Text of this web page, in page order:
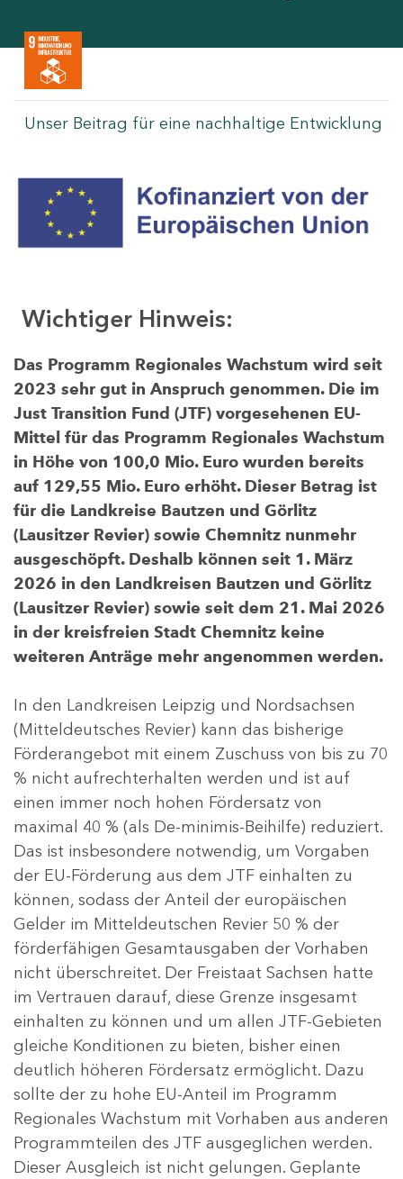
Unser Beitrag für eine nachhaltige Entwicklung
Wichtiger Hinweis:
Das Programm Regionales Wachstum wird seit
2023 sehr gut in Anspruch genommen. Die im
Just Transition Fund (JTF) vorgesehenen EU-
Mittel für das Programm Regionales Wachstum
in Höhe von 100,0 Mio. Euro wurden bereits
auf 129,55 Mio. Euro erhöht. Dieser Betrag ist
für die Landkreise Bautzen und Görlitz
(Lausitzer Revier) sowie Chemnitz nunmehr
ausgeschöpft. Deshalb können seit 1. März
2026 in den Landkreisen Bautzen und Görlitz
(Lausitzer Revier) sowie seit dem 21. Mai 2026
in der kreisfreien Stadt Chemnitz keine
weiteren Anträge mehr angenommen werden.
In den Landkreisen Leipzig und Nordsachsen
(Mitteldeutsches Revier) kann das bisherige
Förderangebot mit einem Zuschuss von bis zu 70
% nicht aufrechterhalten werden und ist auf
einen immer noch hohen Fördersatz von
maximal 40 % (als De-minimis-Beihilfe) reduziert.
Das ist insbesondere notwendig, um Vorgaben
der EU-Förderung aus dem JTF einhalten zu
können, sodass der Anteil der europäischen
Gelder im Mitteldeutschen Revier 50 % der
förderfähigen Gesamtausgaben der Vorhaben
nicht überschreitet. Der Freistaat Sachsen hatte
im Vertrauen darauf, diese Grenze insgesamt
einhalten zu können und um allen JTF-Gebieten
gleiche Konditionen zu bieten, bisher einen
deutlich höheren Fördersatz ermöglicht. Dazu
sollte der zu hohe EU-Anteil im Programm
Regionales Wachstum mit Vorhaben aus anderen
Programmteilen des JTF ausgeglichen werden.
Dieser Ausgleich ist nicht gelungen. Geplante